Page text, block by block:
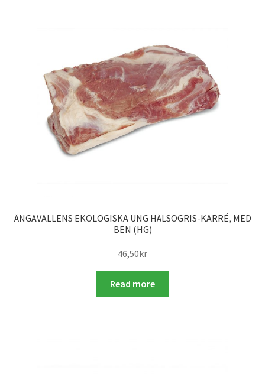
ÄNGAVALLENS EKOLOGISKA UNG HÄLSOGRIS-KARRÉ, MED
BEN (HG)
46,50kr
Read more